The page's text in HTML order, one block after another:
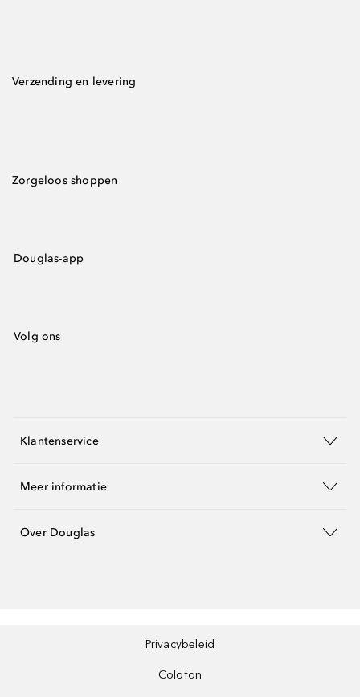
Verzending en levering
Zorgeloos shoppen
Douglas-app
Volg ons
Klantenservice
Meer informatie
Over Douglas
Privacybeleid
Colofon